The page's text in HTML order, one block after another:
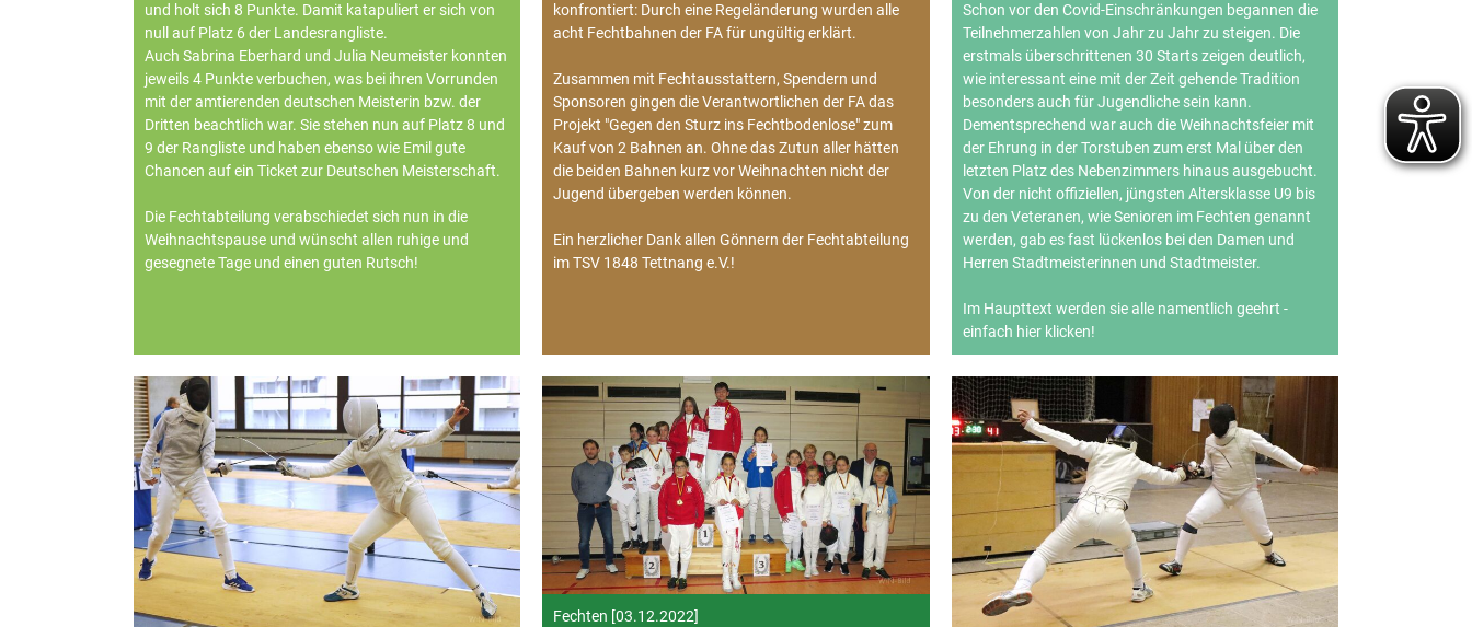
und holt sich 8 Punkte. Damit katapuliert er sich von
null auf Platz 6 der Landesrangliste.
Auch Sabrina Eberhard und Julia Neumeister konnten
jeweils 4 Punkte verbuchen, was bei ihren Vorrunden
mit der amtierenden deutschen Meisterin bzw. der
Dritten beachtlich war. Sie stehen nun auf Platz 8 und
9 der Rangliste und haben ebenso wie Emil gute
Chancen auf ein Ticket zur Deutschen Meisterschaft.
Die Fechtabteilung verabschiedet sich nun in die
Weihnachtspause und wünscht allen ruhige und
gesegnete Tage und einen guten Rutsch!
konfrontiert: Durch eine Regeländerung wurden alle
acht Fechtbahnen der FA für ungültig erklärt.
Zusammen mit Fechtausstattern, Spendern und
Sponsoren gingen die Verantwortlichen der FA das
Projekt "Gegen den Sturz ins Fechtbodenlose" zum
Kauf von 2 Bahnen an. Ohne das Zutun aller hätten
die beiden Bahnen kurz vor Weihnachten nicht der
Jugend übergeben werden können.
Ein herzlicher Dank allen Gönnern der Fechtabteilung
im TSV 1848 Tettnang e.V.!
Schon vor den Covid-Einschränkungen begannen die
Teilnehmerzahlen von Jahr zu Jahr zu steigen. Die
erstmals überschrittenen 30 Starts zeigen deutlich,
wie interessant eine mit der Zeit gehende Tradition
besonders auch für Jugendliche sein kann.
Dementsprechend war auch die Weihnachtsfeier mit
der Ehrung in der Torstuben zum erst Mal über den
letzten Platz des Nebenzimmers hinaus ausgebucht.
Von der nicht offiziellen, jüngsten Altersklasse U9 bis
zu den Veteranen, wie Senioren im Fechten genannt
werden, gab es fast lückenlos bei den Damen und
Herren Stadtmeisterinnen und Stadtmeister.
Im Haupttext werden sie alle namentlich geehrt -
einfach hier klicken!
Fechten [03.12.2022]